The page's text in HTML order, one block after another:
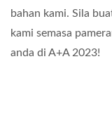
bahan kami. Sila
kami semasa
anda di A+A 2023!